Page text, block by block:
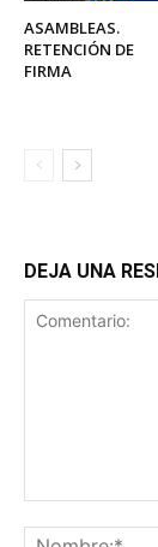
ASAMBLEAS.
RETENCIÓN DE
FIRMA
DEJA UNA